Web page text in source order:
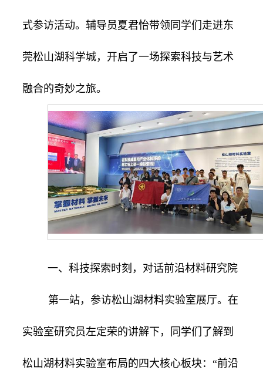
式参访活动。辅导员夏君怡带领同学们走进东
莞松山湖科学城，开启了一场探索科技与艺术
融合的奇妙之旅。
一、科技探索时刻，对话前沿材料研究院
第一站，参访松山湖材料实验室展厅。在
实验室研究员左定荣的讲解下，同学们了解到
松山湖材料实验室布局的四大核心板块：“前沿